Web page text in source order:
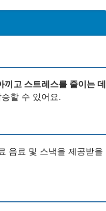
끼고 스트레스를 줄이는 데
할 수 있어요.
음료 및 스낵을 제공받을